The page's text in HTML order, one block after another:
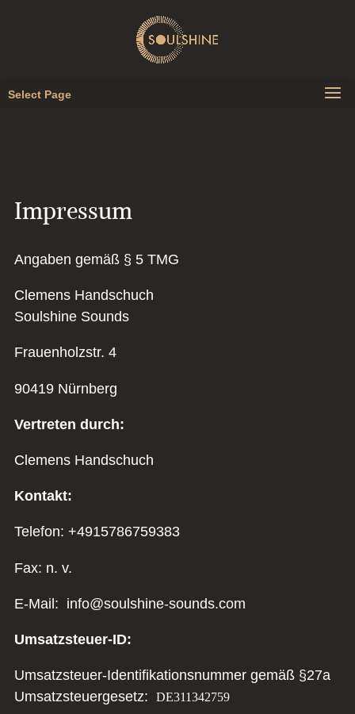
Select Page
Impressum
Angaben gemäß § 5 TMG
Clemens Handschuch
Soulshine Sounds
Frauenholzstr. 4
90419 Nürnberg
Vertreten durch:
Clemens Handschuch
Kontakt:
Telefon: +4915786759383
Fax: n. v.
E-Mail: info@soulshine-sounds.com
Umsatzsteuer-ID:
Umsatzsteuer-Identifikationsnummer gemäß §27a
Umsatzsteuergesetz:
DE311342759